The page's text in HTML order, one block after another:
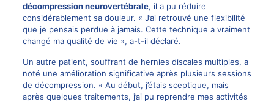
décompression neurovertébrale, il a pu réduire
considérablement sa douleur. « J’ai retrouvé une flexibilité
que je pensais perdue à jamais. Cette technique a vraiment
changé ma qualité de vie », a-t-il déclaré.
Un autre patient, souffrant de hernies discales multiples, a
noté une amélioration significative après plusieurs sessions
de décompression. « Au début, j’étais sceptique, mais
après quelques traitements, j’ai pu reprendre mes activités